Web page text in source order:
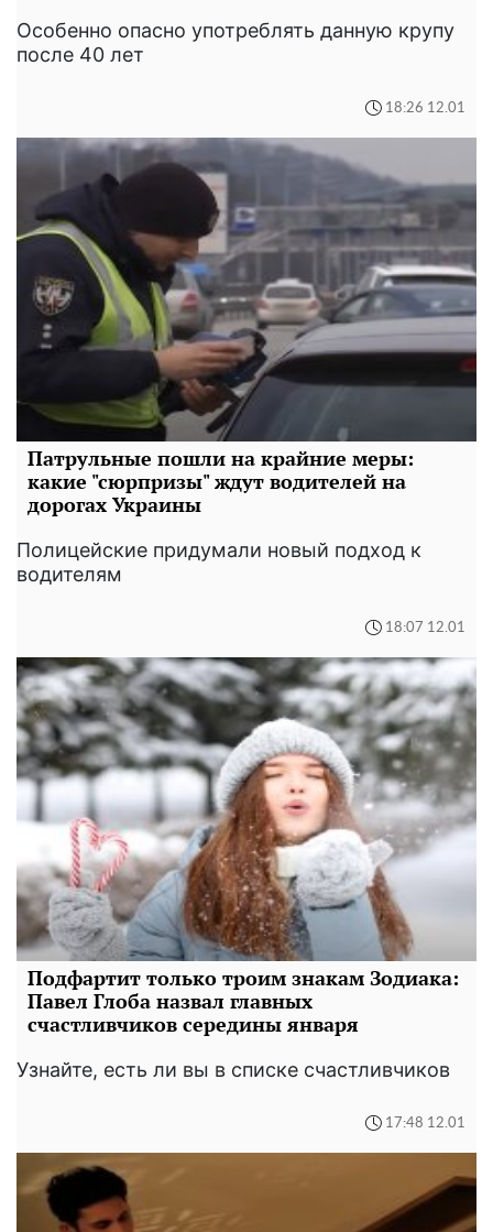
Особенно опасно употреблять данную крупу
после 40 лет
18:26 12.01
Патрульные пошли на крайние меры:
какие "сюрпризы" ждут водителей на
дорогах Украины
Полицейские придумали новый подход к
водителям
18:07 12.01
Подфартит только троим знакам Зодиака:
Павел Глоба назвал главных
счастливчиков середины января
Узнайте, есть ли вы в списке счастливчиков
17:48 12.01